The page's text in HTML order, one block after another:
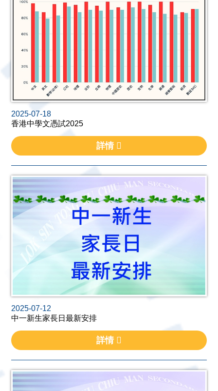
2025-07-18
香港中學文憑試2025
詳情
2025-07-12
中一新生家長日最新安排
詳情